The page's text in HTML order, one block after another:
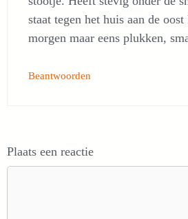
staat tegen het huis aan de
morgen maar eens plukken,
Beantwoorden
Plaats een reactie